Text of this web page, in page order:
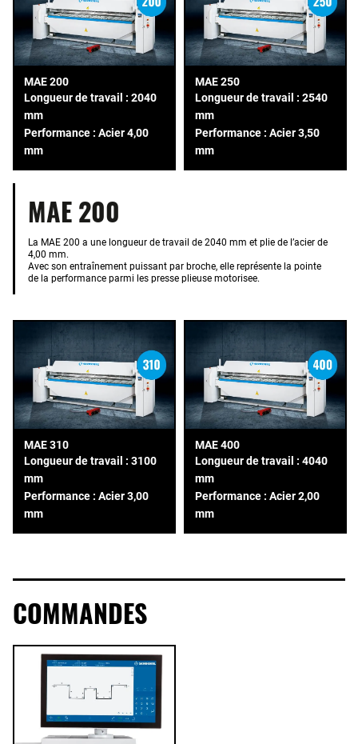
MAE 200
Longueur de travail : 2040
mm
Performance : Acier 4,00
mm
MAE 250
Longueur de travail : 2540
mm
Performance : Acier 3,50
mm
MAE 200
La MAE 200 a une longueur de travail de 2040 mm et plie de l’acier de
4,00 mm.
Avec son entraînement puissant par broche, elle représente la pointe
de la performance parmi les presse plieuse motorisee.
MAE 310
Longueur de travail : 3100
mm
Performance : Acier 3,00
mm
MAE 400
Longueur de travail : 4040
mm
Performance : Acier 2,00
mm
COMMANDES